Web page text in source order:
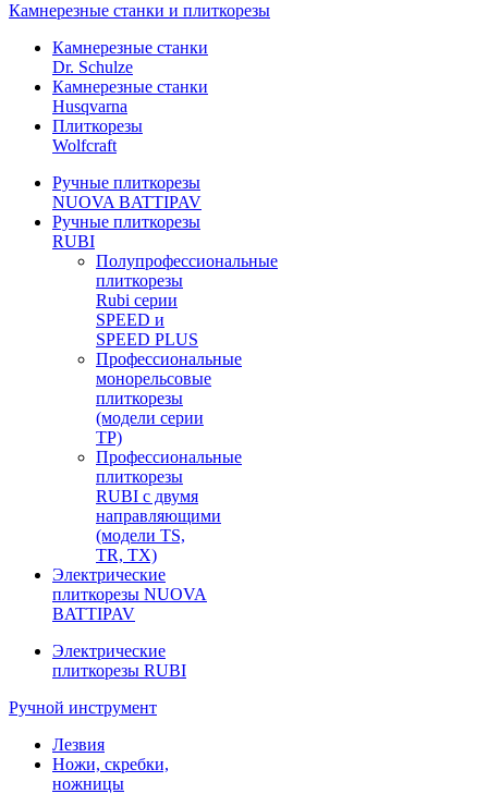
Камнерезные станки и плиткорезы
Камнерезные станки
Dr. Schulze
Камнерезные станки
Husqvarna
Плиткорезы
Wolfcraft
Ручные плиткорезы
NUOVA BATTIPAV
Ручные плиткорезы
RUBI
Полупрофессиональные
плиткорезы
Rubi серии
SPEED и
SPEED PLUS
Профессиональные
монорельсовые
плиткорезы
(модели серии
TP)
Профессиональные
плиткорезы
RUBI с двумя
направляющими
(модели TS,
TR, TX)
Электрические
плиткорезы NUOVA
BATTIPAV
Электрические
плиткорезы RUBI
Ручной инструмент
Лезвия
Ножи, скребки,
ножницы